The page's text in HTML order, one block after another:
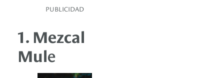
PUBLICIDAD
1. Mezcal
Mule